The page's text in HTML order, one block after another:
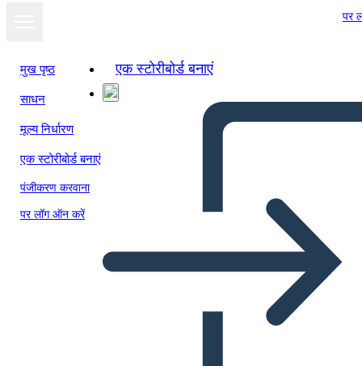
पर
मुख पृष्ठ
साधन
मूल्य निर्धारण
एक स्टोरीबोर्ड बनाएं
पंजीकरण करवाना
पर लॉग ऑन करें
एक स्टोरीबोर्ड बनाएं